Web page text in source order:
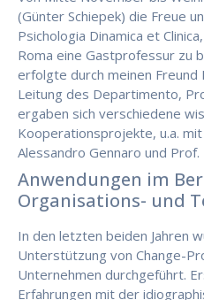
(Günter Schiepek) die Freue
Psichologia Dinamica et
Roma eine Gastprofessur zu
erfolgte durch meinen Freund
Leitung des Departimento,
ergaben sich verschiedene
Kooperationsprojekte, u.a. mit
Alessandro Gennaro und Prof.
Anwendungen im
Organisations- und
In den letzten beiden Jahren
Unterstützung von Change-
Unternehmen durchgeführt.
Erfahrungen mit der